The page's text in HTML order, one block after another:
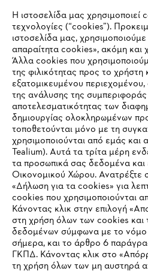
Εταιρεία
STIHL Συχνές ερωτήσεις
Service
IHR BROWSER
UNTERSTÜTZT
Η ιστοσελίδα μας χρησιμοποιεί
τεχνολογίες (“cookies”).
ιστοσελίδα μας,
απαραίτητα cookies», ακόμη και
Άλλα cookies που
της φιλικότητας προς το χρήστη
εξατομικευμένου
της ανάλυσης της
αποτελεσματικότητας των
δημιουργίας ολοκληρωμένων
τοποθετούνται μόνο με τη
χρησιμοποιούνται από εμάς και
Tealium). Αυτά τα τρίτα μέρη
τα προσωπικά σας δεδομένα
Οικονομικού Χώρου. Ανατρέξτε
«Δήλωση για τα cookies» για
cookies που χρησιμοποιούνται
Κάνοντας κλικ στην επιλογή
στη χρήση όλων των cookies και
δεδομένων σύμφωνα με το
σήμερα, και το άρθρο 6
ΓΚΠΔ. Κάνοντας κλικ στο
τη χρήση όλων των μη αυστηρά